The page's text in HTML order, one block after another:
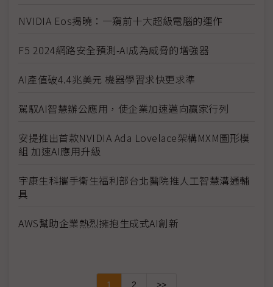
NVIDIA Eos揭曉：一窺前十大超級電腦的運作
F5 2024網路安全預測-AI成為威脅的增強器
AI產值破4.4兆美元 機器學習求快更求準
駕馭AI智慧辦公應用，使企業加速邁向贏家行列
安提推出首款NVIDIA Ada Lovelace架構MXM圖形模
組 加速AI應用升級
宇康生科攜手衛生福利部台北醫院推人工智慧溝通輔
具
AWS幫助企業熱烈擁抱生成式AI創新
1 2 >>